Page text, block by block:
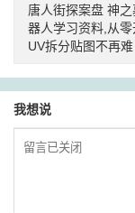
唐人街探案盘 神之
器人学习资料,从
UV拆分贴图不再难
我想说